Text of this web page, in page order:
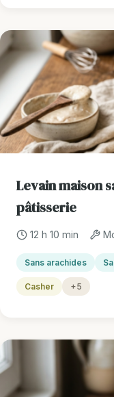
Levain maison
pâtisserie
12 h 10 min
Sans arachides
Casher +5